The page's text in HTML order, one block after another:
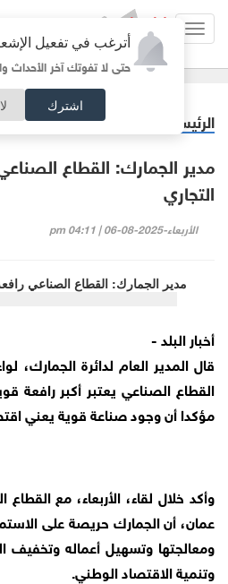
أترغب في تفعيل
حتى لا تفوتك آخر الأحداث
اشترك
الرئيسية
مدير الجمارك: القطاع
التجاري
الأربعاء-2025-08-06 | 04:11 pm
أخبار البلد -
قال المدير العام لدائرة الجمارك،
القطاع الصناعي يعتبر أكبر رافعة
مؤكدا أن وجود صناعة قوية يعني
وأكد خلال لقاء، الأربعاء، مع
عمان، أن الجمارك حريصة على
ومعالجتها وتسهيل أعماله
وتنمية الاقتصاد الوطني.